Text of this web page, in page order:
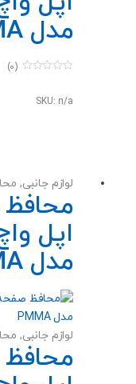
مدل PMMA
u
(0)
SKU: n/a
لوازم جانبی,
مدل PMMA
لوازم جانبی,